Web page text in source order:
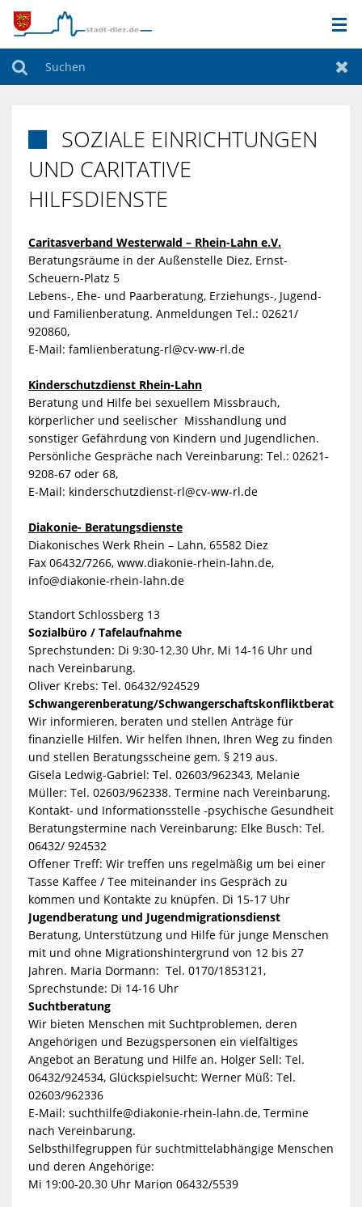
AKTUELLES
FREIZEIT & KULTUR
BILDUNG & SOZIALES
WIRTSCHAFT & BAUEN
SOZIALE EINRICHTUNGEN
UND CARITATIVE
HILFSDIENSTE
Caritasverband Westerwald – Rhein-Lahn e.V.
Beratungsräume in der Außenstelle Diez, Ernst-
Scheuern-Platz 5
Lebens-, Ehe- und Paarberatung, Erziehungs-, Jugend-
und Familienberatung. Anmeldungen Tel.: 02621/
920860,
E-Mail: famlienberatung-rl@cv-ww-rl.de
Kinderschutzdienst Rhein-Lahn
Beratung und Hilfe bei sexuellem Missbrauch,
körperlicher und seelischer Misshandlung und
sonstiger Gefährdung von Kindern und Jugendlichen.
Persönliche Gespräche nach Vereinbarung: Tel.: 02621-
9208-67 oder 68,
E-Mail: kinderschutzdienst-rl@cv-ww-rl.de
Diakonie- Beratungsdienste
Diakonisches Werk Rhein – Lahn, 65582 Diez
Fax 06432/7266, www.diakonie-rhein-lahn.de,
info@diakonie-rhein-lahn.de
Standort Schlossberg 13
Sozialbüro / Tafelaufnahme
Sprechstunden: Di 9:30-12.30 Uhr, Mi 14-16 Uhr und
nach Vereinbarung.
Oliver Krebs: Tel. 06432/924529
Schwangerenberatung/Schwangerschaftskonfliktberatung
Wir informieren, beraten und stellen Anträge für
finanzielle Hilfen. Wir helfen Ihnen, Ihren Weg zu finden
und stellen Beratungsscheine gem. § 219 aus.
Gisela Ledwig-Gabriel: Tel. 02603/962343, Melanie
Müller: Tel. 02603/962338. Termine nach Vereinbarung.
Kontakt- und Informationsstelle -psychische Gesundheit
Beratungstermine nach Vereinbarung: Elke Busch: Tel.
06432/ 924532
Offener Treff: Wir treffen uns regelmäßig um bei einer
Tasse Kaffee / Tee miteinander ins Gespräch zu
kommen und Kontakte zu knüpfen. Di 15-17 Uhr
Jugendberatung und Jugendmigrationsdienst
Beratung, Unterstützung und Hilfe für junge Menschen
mit und ohne Migrationshintergrund von 12 bis 27
Jahren. Maria Dormann: Tel. 0170/1853121,
Sprechstunde: Di 14-16 Uhr
Suchtberatung
Wir bieten Menschen mit Suchtproblemen, deren
Angehörigen und Bezugspersonen ein vielfältiges
Angebot an Beratung und Hilfe an. Holger Sell: Tel.
06432/924534, Glückspielsucht: Werner Müß: Tel.
02603/962336
E-Mail: suchthilfe@diakonie-rhein-lahn.de, Termine
nach Vereinbarung.
Selbsthilfegruppen für suchtmittelabhängige Menschen
und deren Angehörige:
Mi 19:00-20.30 Uhr Marion 06432/5539